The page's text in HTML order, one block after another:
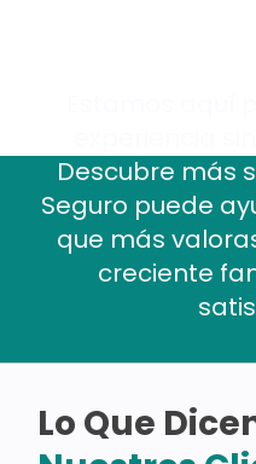
Descubre más
Seguro puede
que más
creciente
Lo Que